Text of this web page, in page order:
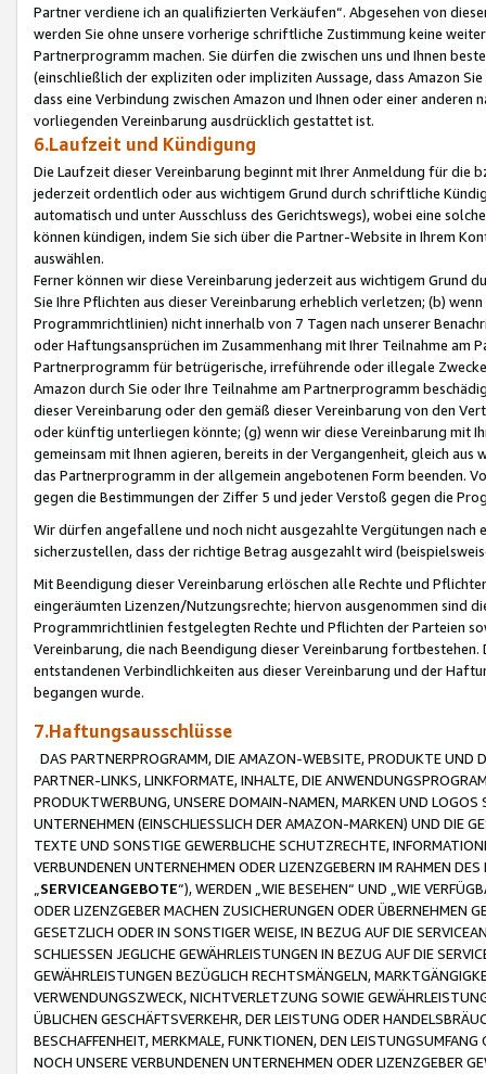
Partner verdiene ich an qualifizierten Verkäufen“. Abgesehen von
werden Sie ohne unsere vorherige schriftliche Zustimmung keine
Partnerprogramm machen. Sie dürfen die zwischen uns und Ihnen
(einschließlich der expliziten oder impliziten Aussage, dass Amazon
dass eine Verbindung zwischen Amazon und Ihnen oder einer
vorliegenden Vereinbarung ausdrücklich gestattet ist.
6.Laufzeit und Kündigung
Die Laufzeit dieser Vereinbarung beginnt mit Ihrer Anmeldung für die
jederzeit ordentlich oder aus wichtigem Grund durch schriftliche
automatisch und unter Ausschluss des Gerichtswegs), wobei eine
können kündigen, indem Sie sich über die Partner-Website in Ihrem
auswählen.
Ferner können wir diese Vereinbarung jederzeit aus wichtigem Grund
Sie Ihre Pflichten aus dieser Vereinbarung erheblich verletzen; (b)
Programmrichtlinien) nicht innerhalb von 7 Tagen nach unserer
oder Haftungsansprüchen im Zusammenhang mit Ihrer Teilnahme am
Partnerprogramm für betrügerische, irreführende oder illegale
Amazon durch Sie oder Ihre Teilnahme am Partnerprogramm
dieser Vereinbarung oder den gemäß dieser Vereinbarung von den
oder künftig unterliegen könnte; (g) wenn wir diese Vereinbarung mit
gemeinsam mit Ihnen agieren, bereits in der Vergangenheit, gleich
das Partnerprogramm in der allgemein angebotenen Form beenden.
gegen die Bestimmungen der Ziffer 5 und jeder Verstoß gegen die
Wir dürfen angefallene und noch nicht ausgezahlte Vergütungen
sicherzustellen, dass der richtige Betrag ausgezahlt wird
Mit Beendigung dieser Vereinbarung erlöschen alle Rechte und
eingeräumten Lizenzen/Nutzungsrechte; hiervon ausgenommen sind
Programmrichtlinien festgelegten Rechte und Pflichten der Parteien
Vereinbarung, die nach Beendigung dieser Vereinbarung
entstandenen Verbindlichkeiten aus dieser Vereinbarung und der
begangen wurde.
7.Haftungsausschlüsse
DAS PARTNERPROGRAMM, DIE AMAZON-WEBSITE, PRODUKTE UND
PARTNER-LINKS, LINKFORMATE, INHALTE, DIE
PRODUKTWERBUNG, UNSERE DOMAIN-NAMEN, MARKEN UND
UNTERNEHMEN (EINSCHLIESSLICH DER AMAZON-MARKEN) UND DIE
TEXTE UND SONSTIGE GEWERBLICHE SCHUTZRECHTE,
VERBUNDENEN UNTERNEHMEN ODER LIZENZGEBERN IM RAHMEN
SERVICEANGEBOTE“), WERDEN „WIE BESEHEN“ UND „WIE
ODER LIZENZGEBER MACHEN ZUSICHERUNGEN ODER ÜBERNEHMEN
GESETZLICH ODER IN SONSTIGER WEISE, IN BEZUG AUF DIE
SCHLIESSEN JEGLICHE GEWÄHRLEISTUNGEN IN BEZUG AUF DIE
GEWÄHRLEISTUNGEN BEZÜGLICH RECHTSMÄNGELN,
VERWENDUNGSZWECK, NICHTVERLETZUNG SOWIE
ÜBLICHEN GESCHÄFTSVERKEHR, DER LEISTUNG ODER
BESCHAFFENHEIT, MERKMALE, FUNKTIONEN, DEN
NOCH UNSERE VERBUNDENEN UNTERNEHMEN ODER LIZENZGEBER